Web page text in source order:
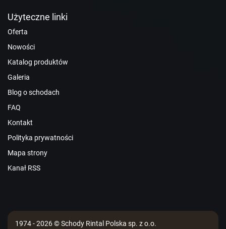
Użyteczne linki
Oferta
Nowości
Katalog produktów
Galeria
Blog o schodach
FAQ
Kontakt
Polityka prywatności
Mapa strony
Kanał RSS
1974 - 2026 © Schody Rintal Polska sp. z o.o.